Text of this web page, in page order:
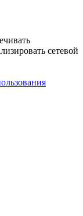
сетевой